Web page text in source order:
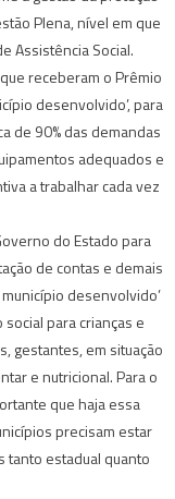
Plena, nível em que
Assistência Social.
receberam o Prêmio
desenvolvido’, para
de 90% das demandas
adequados e
a trabalhar cada vez
do Estado para
de contas e demais
desenvolvido’
para crianças e
gestantes, em situação
e nutricional. Para o
que haja essa
precisam estar
tanto estadual quanto